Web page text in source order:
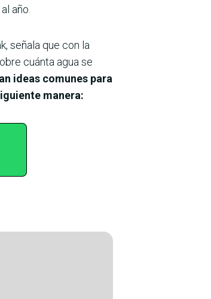
año.
señala que con la
cuánta agua se
ideas comunes para
manera: